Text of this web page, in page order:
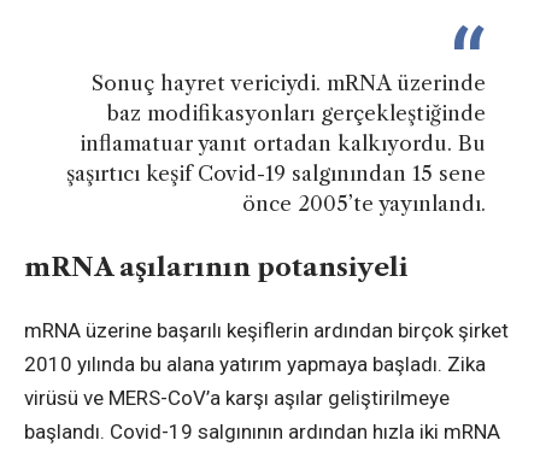
Sonuç hayret vericiydi. mRNA üzerinde
baz modifikasyonları gerçekleştiğinde
inflamatuar yanıt ortadan kalkıyordu. Bu
şaşırtıcı keşif Covid-19 salgınından 15 sene
önce 2005’te yayınlandı.
mRNA aşılarının potansiyeli
mRNA üzerine başarılı keşiflerin ardından birçok şirket
2010 yılında bu alana yatırım yapmaya başladı. Zika
virüsü ve MERS-CoV’a karşı aşılar geliştirilmeye
başlandı. Covid-19 salgınının ardından hızla iki mRNA